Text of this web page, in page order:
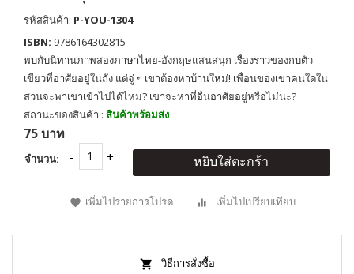
รหัสสินค้า: P-YOU-1304
ISBN: 9786164302815
พบกับนิทานภาพสองภาษาไทย-อังกฤษแสนสนุก เรื่องราวของกบตัว
เขียวที่อาศัยอยู่ในถัง แต่จู่ ๆ เขาต้องหาบ้านใหม่! เพื่อนของเขาคนใดใน
สวนจะพาเขาเข้าไปได้ไหม? เขาจะหาที่อื่นอาศัยอยู่หรือไม่นะ?
สถานะของสินค้า : สินค้าพร้อมส่ง
75 บาท
จำนวน: หยิบใส่ตะกร้า
เพิ่มไปรายการโปรด เพิ่มไปเปรียบเทียบ
วิธีการสั่งซื้อ